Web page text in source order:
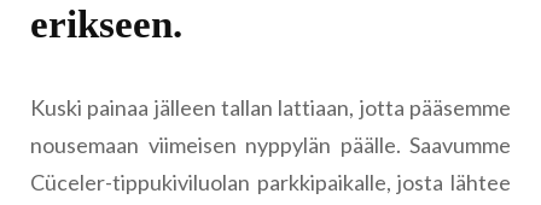
erikseen.
Kuski painaa jälleen tallan lattiaan, jotta pääsemme
nousemaan viimeisen nyppylän päälle. Saavumme
Cüceler-tippukiviluolan parkkipaikalle, josta lähtee